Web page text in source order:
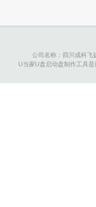
公司名称：四川成科
U当家U盘启动盘制作工具